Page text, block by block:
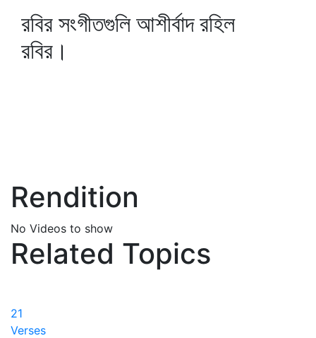
রবির সংগীতগুলি আশীর্বাদ রহিল
রবির।
Rendition
No Videos to show
Related Topics
21
Verses